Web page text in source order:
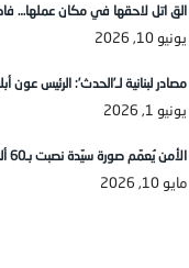
الق اتل لاحقها في مكان عملها…
يونيو 10, 2026
مصادر لبنانية لـ’الحدث’: الرئيس
يونيو 1, 2026
الأمن يُعمّم صورة سيّدة نصبت بـ60 ألف دولار… هل تعرفون مكانها؟
مايو 10, 2026